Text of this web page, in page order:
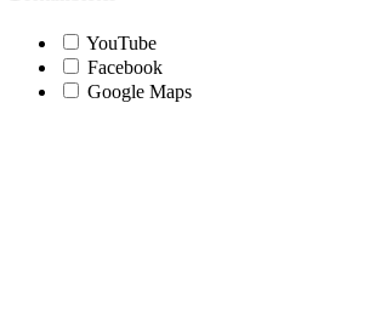
YouTube
Facebook
Google Maps